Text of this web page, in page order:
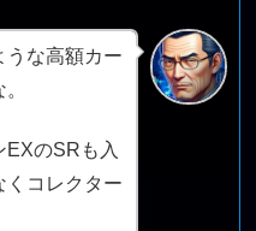
うな高額カー
EXのSRも入
くコレクター